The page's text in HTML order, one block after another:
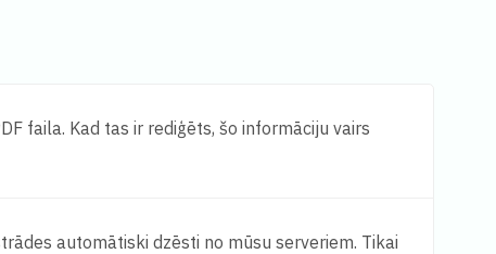
faila. Kad tas ir rediģēts, šo informāciju vairs
automātiski dzēsti no mūsu serveriem. Tikai